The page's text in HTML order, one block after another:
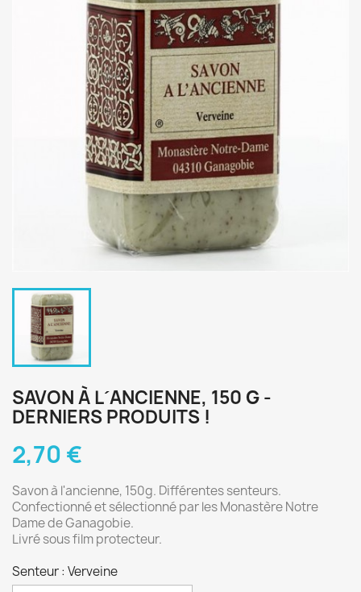
SAVON À L´ANCIENNE, 150 G -
DERNIERS PRODUITS !
2,70 €
Savon à l'ancienne, 150g. Différentes senteurs.
Confectionné et sélectionné par les Monastère Notre
Dame de Ganagobie.
Livré sous film protecteur.
Senteur : Verveine